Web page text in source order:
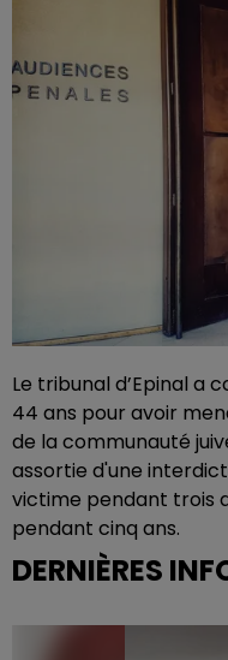
Le tribunal d’Epinal a
44 ans pour avoir
de la communauté
assortie d'une
victime pendant trois
pendant cinq ans.
DERNIÈRES